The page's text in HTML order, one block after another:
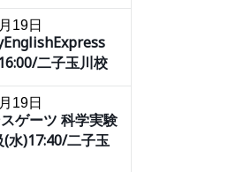
19日
二子玉川校
19日
ゲーツ 科学実験
(水)17:40/二子玉